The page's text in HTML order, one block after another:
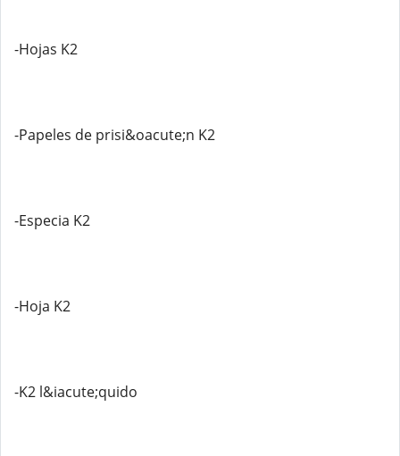
-Hojas K2
-Papeles de prisi&oacute;n K2
-Especia K2
-Hoja K2
-K2 l&iacute;quido